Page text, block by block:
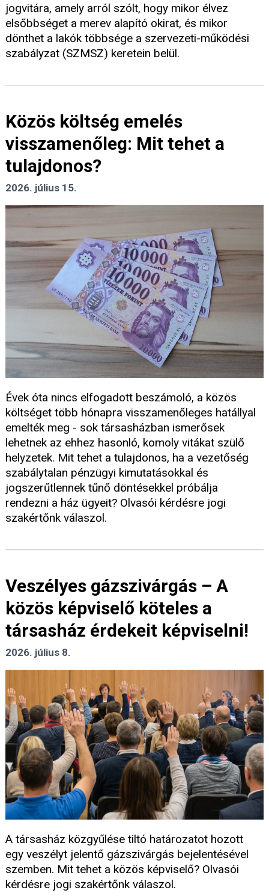
jogvitára, amely arról szólt, hogy mikor élvez
elsőbbséget a merev alapító okirat, és mikor
dönthet a lakók többsége a szervezeti-működési
szabályzat (SZMSZ) keretein belül.
Közös költség emelés
visszamenőleg: Mit tehet a
tulajdonos?
2026. július 15.
Évek óta nincs elfogadott beszámoló, a közös
költséget több hónapra visszamenőleges hatállyal
emelték meg - sok társasházban ismerősek
lehetnek az ehhez hasonló, komoly vitákat szülő
helyzetek. Mit tehet a tulajdonos, ha a vezetőség
szabálytalan pénzügyi kimutatásokkal és
jogszerűtlennek tűnő döntésekkel próbálja
rendezni a ház ügyeit? Olvasói kérdésre jogi
szakértőnk válaszol.
Veszélyes gázszivárgás – A
közös képviselő köteles a
társasház érdekeit képviselni!
2026. július 8.
A társasház közgyűlése tiltó határozatot hozott
egy veszélyt jelentő gázszivárgás bejelentésével
szemben. Mit tehet a közös képviselő? Olvasói
kérdésre jogi szakértőnk válaszol.